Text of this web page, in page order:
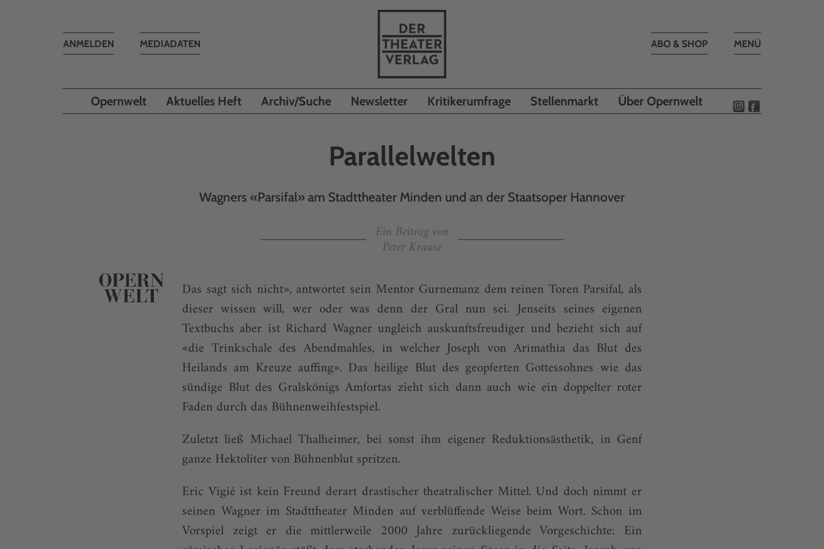
Toggle
MENÜ
ABO & SHOP
MEDIADATEN
Toggle
ANMELDEN
Opernwelt Aktuelles Heft Archiv/Suche Newsletter Kritikerumfrage Stellenmarkt Über Opernwelt
Parallelwelten
Wagners «Parsifal» am Stadttheater Minden und an der Staatsoper Hannover
Ein Beitrag von
Peter Krause
Das sagt sich nicht», antwortet sein Mentor Gurnemanz dem reinen Toren Parsifal, als
dieser wissen will, wer oder was denn der Gral nun sei. Jenseits seines eigenen
Textbuchs aber ist Richard Wagner ungleich auskunftsfreudiger und bezieht sich auf
«die Trinkschale des Abendmahles, in welcher Joseph von Arimathia das Blut des
Heilands am Kreuze auffing». Das heilige Blut des geopferten Gottessohnes wie das
sündige Blut des Gralskönigs Amfortas zieht sich dann auch wie ein doppelter roter
Faden durch das Bühnenweihfestspiel.
Zuletzt ließ Michael Thalheimer, bei sonst ihm eigener Reduktionsästhetik, in Genf
ganze Hektoliter von Bühnenblut spritzen.
Eric Vigié ist kein Freund derart drastischer theatralischer Mittel. Und doch nimmt er
seinen Wagner im Stadttheater Minden auf verblüffende Weise beim Wort. Schon im
Vorspiel zeigt er die mittlerweile 2000 Jahre zurückliegende Vorgeschichte: Ein